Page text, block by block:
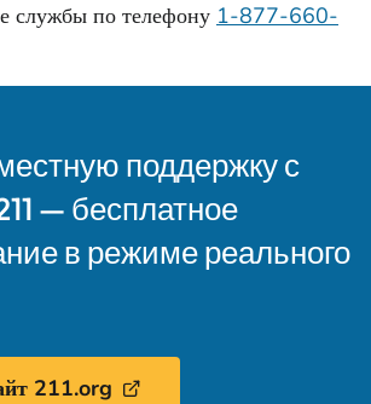
службы по телефону 1-877-660-
поддержку с
— бесплатное
в режиме реального
211.org